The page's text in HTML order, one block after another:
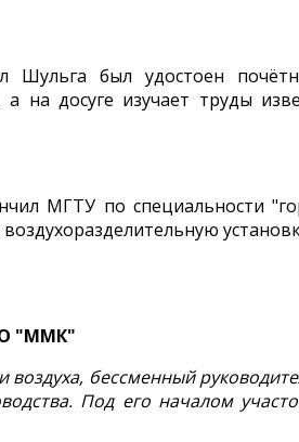
был удостоен
на досуге изучает труды
МГТУ по специальности
"ММК"
бессменный
Под его началом